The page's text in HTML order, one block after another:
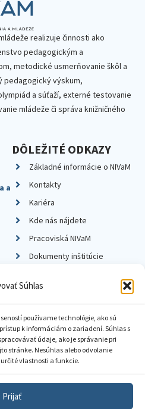
Súhlas
používame technológie, ako sú
k informáciám o zariadení. Súhlas s
údaje, ako je správanie pri
stránke. Nesúhlas alebo odvolanie
vlastnosti a funkcie.
Prijať
realizuje činnosti ako
pedagogickým a
metodické usmerňovanie škôl a
pedagogický výskum,
a súťaží, externé testovanie
mládeže či správa knižničného
a
DÔLEŽITÉ ODKAZY
Základné informácie o NIVaM
Kontakty
Kariéra
Kde nás nájdete
Pracoviská NIVaM
Dokumenty inštitúcie
súkromia
informácií